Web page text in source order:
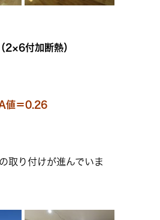
2×6付加断熱）
値＝0.26
取り付けが進んでいま